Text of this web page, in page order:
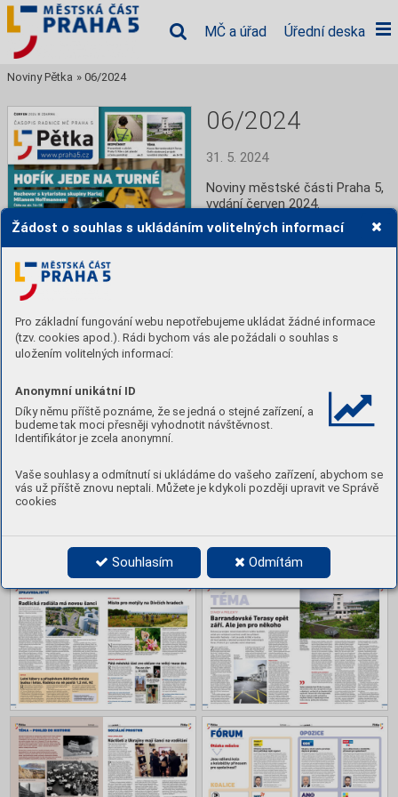
Žádost o souhlas s ukládáním volitelných informací
Pro základní fungování webu nepotřebujeme ukládat žádné informace
(tzv. cookies apod.). Rádi bychom vás ale požádali o souhlas s
uložením volitelných informací:
Anonymní unikátní ID
Díky němu příště poznáme, že se jedná o stejné zařízení, a
budeme tak moci přesněji vyhodnotit návštěvnost.
Identifikátor je zcela anonymní.
Vaše souhlasy a odmítnutí si ukládáme do vašeho zařízení, abychom se
vás už příště znovu neptali. Můžete je kdykoli později upravit ve Správě
cookies
Souhlasím Odmítám
MČ a úřad Úřední deska
Noviny Pětka » 06/2024
06/2024
31. 5. 2024
Noviny městské části Praha 5,
vydání červen 2024.
Číst
Obsah